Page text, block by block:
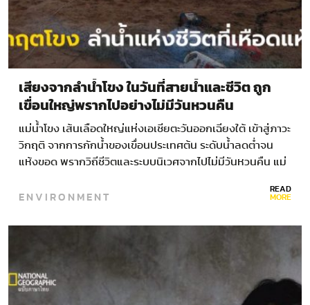
เสียงจากลำน้ำโขง ในวันที่สายน้ำและชีวิต ถูก
เขื่อนใหญ่พรากไปอย่างไม่มีวันหวนคืน
แม่น้ำโขง เส้นเลือดใหญ่แห่งเอเชียตะวันออกเฉียงใต้ เข้าสู่ภาวะ
วิกฤติ จากการกักน้ำของเขื่อนประเทศต้น ระดับน้ำลดต่ำจน
แห้งขอด พรากวิถีชีวิตและระบบนิเวศจากไปไม่มีวันหวนคืน แม่
ENVIRONMENT READ
MORE